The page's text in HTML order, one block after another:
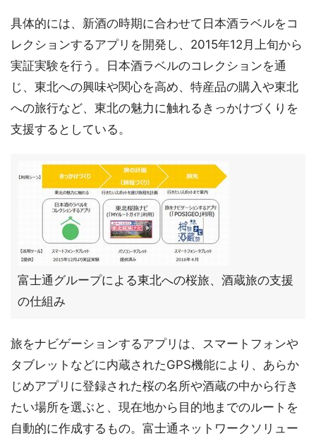
具体的には、新酒の時期に合わせて日本酒ラベルをコ
レクションするアプリを開発し、2015年12月上旬から
実証実験を行う。日本酒ラベルのコレクションを通
じ、東北への興味や関心を高め、特産品の購入や東北
への旅行など、東北の魅力に触れるきっかけづくりを
支援するとしている。
富士通グループによる東北への桜旅、酒蔵旅の支援
の仕組み
旅をナビゲーションするアプリは、スマートフォンや
タブレットなどに内蔵されたGPS機能により、あらか
じめアプリに登録された桜の名所や酒蔵の中から行き
たい場所を選ぶと、現在地から目的地までのルートを
自動的に作成するもの。富士通ネットワークソリュー